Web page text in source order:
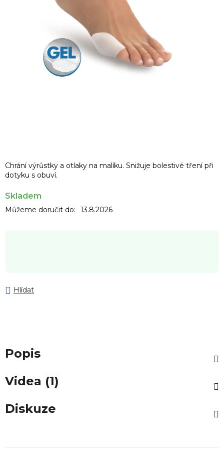
Chrání výrůstky a otlaky na malíku. Snižuje bolestivé tření při
dotyku s obuví.
Skladem
Můžeme doručit do: 13.8.2026
Hlídat
Popis
Videa (1)
Diskuze